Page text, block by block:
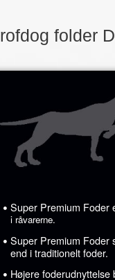
folder
• Super Premium Foder
i råvarerne.
• Super Premium Foder
end i traditionelt foder.
• Højere